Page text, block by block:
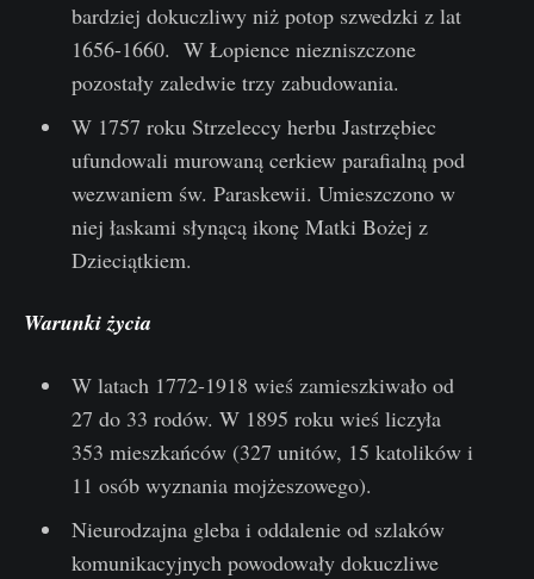
bardziej dokuczliwy niż potop szwedzki z lat
1656-1660. W Łopience niezniszczone
pozostały zaledwie trzy zabudowania.
W 1757 roku Strzeleccy herbu Jastrzębiec
ufundowali murowaną cerkiew parafialną pod
wezwaniem św. Paraskewii. Umieszczono w
niej łaskami słynącą ikonę Matki Bożej z
Dzieciątkiem.
Warunki życia
W latach 1772-1918 wieś zamieszkiwało od
27 do 33 rodów. W 1895 roku wieś liczyła
353 mieszkańców (327 unitów, 15 katolików i
11 osób wyznania mojżeszowego).
Nieurodzajna gleba i oddalenie od szlaków
komunikacyjnych powodowały dokuczliwe